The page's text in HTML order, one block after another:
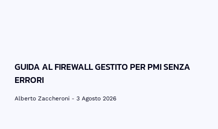
GUIDA AL FIREWALL GESTITO PER PMI SENZA
ERRORI
Alberto Zaccheroni 3 Agosto 2026